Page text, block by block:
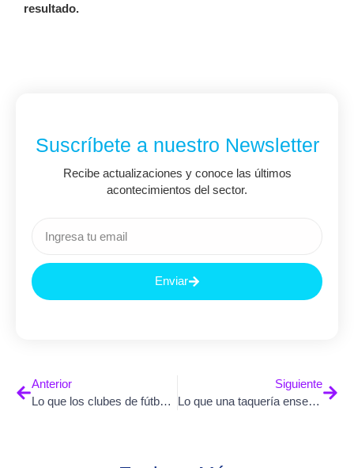
resultado.
Suscríbete a nuestro Newsletter
Recibe actualizaciones y conoce las últimos
acontecimientos del sector.
Enviar
Anterior
Lo que los clubes de fútbol entienden sobre el talento y muchas empresas todavía ignoran
Siguiente
Lo que una taquería enseña sobre psicometría para contratar personal